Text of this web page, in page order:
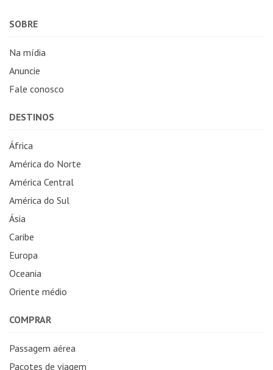
SOBRE
Na mídia
Anuncie
Fale conosco
DESTINOS
África
América do Norte
América Central
América do Sul
Ásia
Caribe
Europa
Oceania
Oriente médio
COMPRAR
Passagem aérea
Pacotes de viagem